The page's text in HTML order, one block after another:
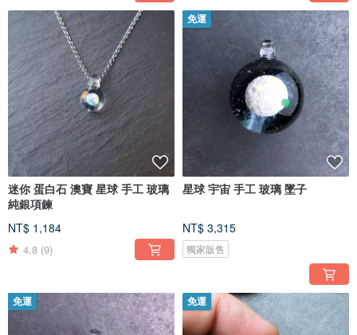
迷你 蛋白石 澳寶 星球 手工 玻璃
純銀項鍊
NT$ 1,184
4.8 (9)
免運
星球 宇宙 手工 玻璃 墜子
NT$ 3,315
獨家販售
免運 免運